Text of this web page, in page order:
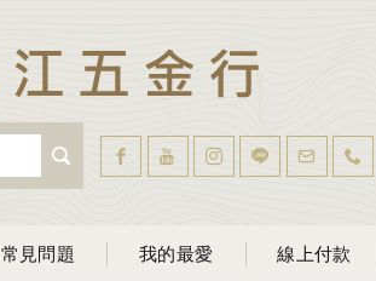
常見問題 我的最愛 線上付款